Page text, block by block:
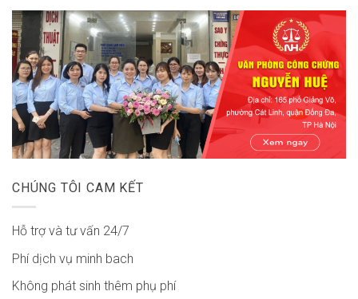
CHÚNG TÔI CAM KẾT
Hỗ trợ và tư vấn 24/7
Phí dịch vụ minh bach
Không phát sinh thêm phụ phí